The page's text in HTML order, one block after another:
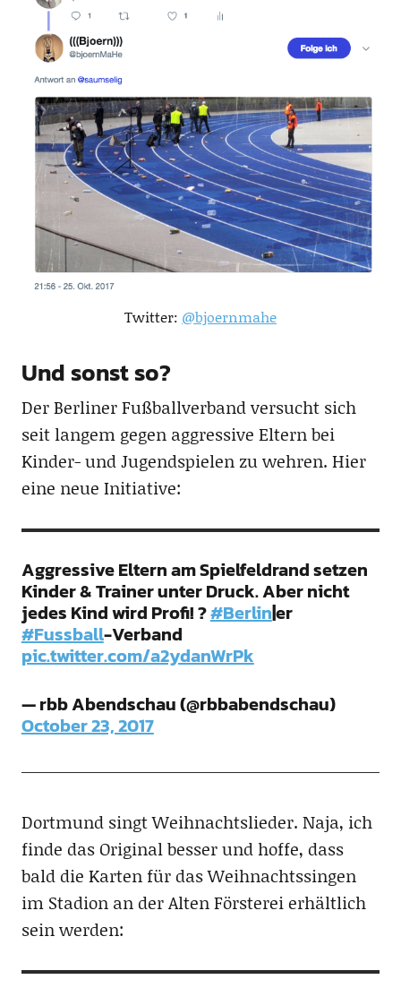
Twitter: @bjoernmahe
Und sonst so?
Der Berliner Fußballverband versucht sich
seit langem gegen aggressive Eltern bei
Kinder- und Jugendspielen zu wehren. Hier
eine neue Initiative:
Aggressive Eltern am Spielfeldrand setzen
Kinder & Trainer unter Druck. Aber nicht
jedes Kind wird Profi! ?#Berlin|er
#Fussball-Verband
pic.twitter.com/a2ydanWrPk
— rbb Abendschau (@rbbabendschau)
October 23, 2017
Dortmund singt Weihnachtslieder. Naja, ich
finde das Original besser und hoffe, dass
bald die Karten für das Weihnachtssingen
im Stadion an der Alten Försterei erhältlich
sein werden: